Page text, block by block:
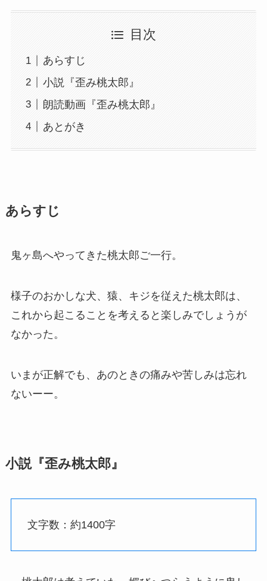
目次
あらすじ
小説『歪み桃太郎』
朗読動画『歪み桃太郎』
あとがき
あらすじ
鬼ヶ島へやってきた桃太郎ご一行。
様子のおかしな犬、猿、キジを従えた桃太郎は、
これから起こることを考えると楽しみでしょうが
なかった。
いまが正解でも、あのときの痛みや苦しみは忘れ
ないーー。
小説『歪み桃太郎』
文字数：約1400字